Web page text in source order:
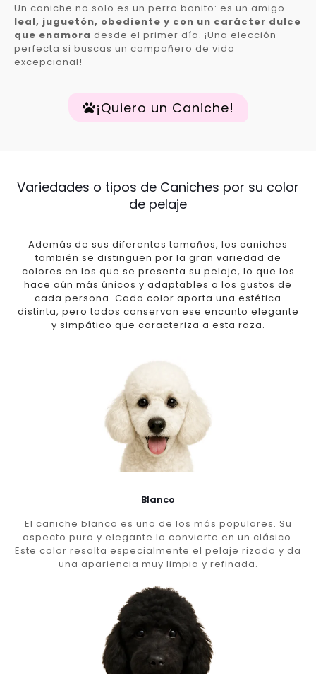
Un caniche no solo es un perro bonito: es un amigo
leal, juguetón, obediente y con un carácter dulce
que enamora desde el primer día. ¡Una elección
perfecta si buscas un compañero de vida
excepcional!
¡Quiero un Caniche!
Variedades o tipos de Caniches por su color
de pelaje
Además de sus diferentes tamaños, los caniches
también se distinguen por la gran variedad de
colores en los que se presenta su pelaje, lo que los
hace aún más únicos y adaptables a los gustos de
cada persona. Cada color aporta una estética
distinta, pero todos conservan ese encanto elegante
y simpático que caracteriza a esta raza.
Blanco
El caniche blanco es uno de los más populares. Su
aspecto puro y elegante lo convierte en un clásico.
Este color resalta especialmente el pelaje rizado y da
una apariencia muy limpia y refinada.